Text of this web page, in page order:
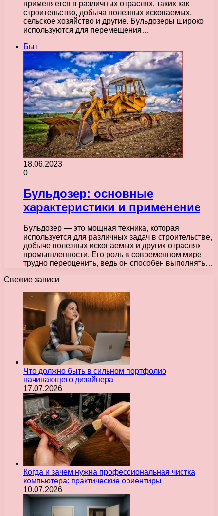
применяется в различных отраслях, таких как
строительство, добыча полезных ископаемых,
сельское хозяйство и другие. Бульдозеры широко
используются для перемещения…
Быт
18.06.2023
0
Бульдозер: основные
характеристики и применение
Бульдозер — это мощная техника, которая
используется для различных задач в строительстве,
добыче полезных ископаемых и других отраслях
промышленности. Его роль в современном мире
трудно переоценить, ведь он способен выполнять…
Свежие записи
Что должно быть в сильном портфолио
начинающего дизайнера
17.07.2026
Когда и зачем нужна профессиональная чистка
компьютера: практические ориентиры
10.07.2026